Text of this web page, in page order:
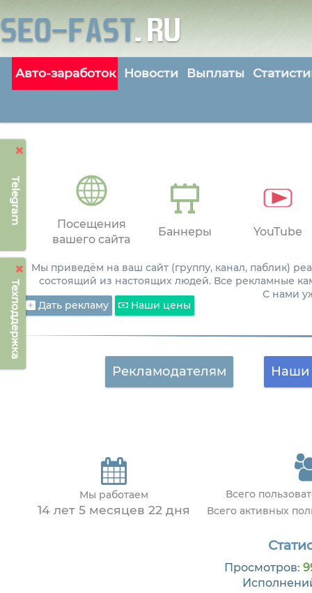
Telegram
Техподдержка
Авто-заработок Новости Выплаты
Посещения
вашего сайта
Баннеры YouTube
Мы приведём на ваш сайт (группу, канал, паблик)
состоящий из настоящих людей. Все рекламные
С нами
Дать рекламу
Наши цены
Рекламодателям Наши
Мы работаем
14 лет 5 месяцев 22 дня
Всего
Всего активных
Просмотров: